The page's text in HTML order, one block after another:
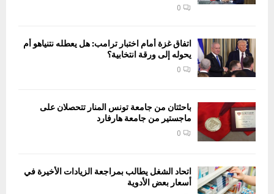
0
اتفاق غزة أمام اختبار ترامب: هل يعطله نتنياهو أم
يحوله إلى ورقة انتخابية؟
0
باحثتان من جامعة تونس المنار تتحصلان على
ماجستير من جامعة هارفارد
0
اتحاد الشغل يطالب بمراجعة الزيادات الأخيرة في
أسعار بعض الأدوية